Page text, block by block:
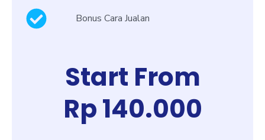
Bonus Cara Jualan
Start From
Rp 140.000